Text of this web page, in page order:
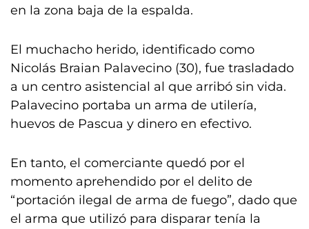
en la zona baja de la espalda.
El muchacho herido, identificado como
Nicolás Braian Palavecino (30), fue trasladado
a un centro asistencial al que arribó sin vida.
Palavecino portaba un arma de utilería,
huevos de Pascua y dinero en efectivo.
En tanto, el comerciante quedó por el
momento aprehendido por el delito de
“portación ilegal de arma de fuego”, dado que
el arma que utilizó para disparar tenía la